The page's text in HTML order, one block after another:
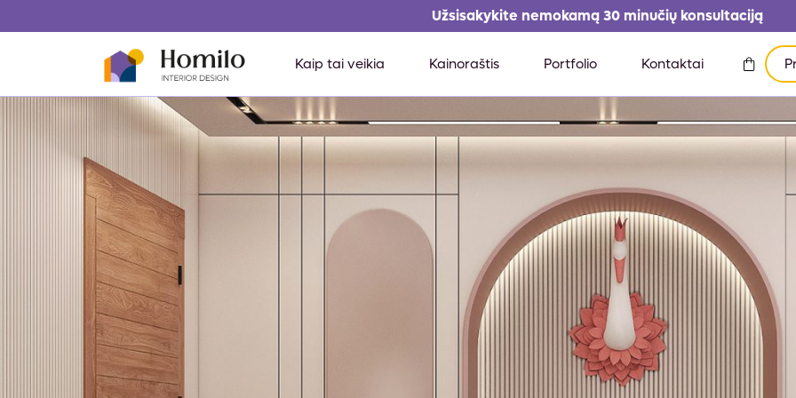
Užsisakykite nemokamą 30 minučių konsultaciją
Kaip tai veikia Kainoraštis Portfolio Kontaktai